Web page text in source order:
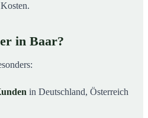
in Baar?
in Deutschland, Österreich